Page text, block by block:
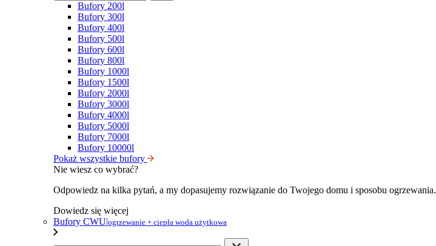
Bufory 200l
Bufory 300l
Bufory 400l
Bufory 500l
Bufory 600l
Bufory 800l
Bufory 1000l
Bufory 1500l
Bufory 2000l
Bufory 3000l
Bufory 4000l
Bufory 5000l
Bufory 7000l
Bufory 10000l
Pokaż wszystkie bufory
Nie wiesz co wybrać?
Odpowiedz na kilka pytań, a my dopasujemy rozwiązanie do Twojego domu i sposobu ogrzewania.
Dowiedz się więcej
Bufory CWU|ogrzewanie + ciepła woda użytkowa